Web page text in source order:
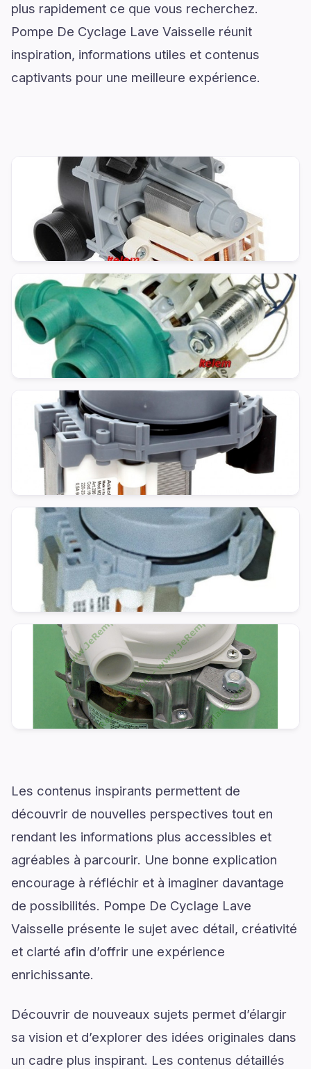
plus rapidement ce que vous recherchez.
Pompe De Cyclage Lave Vaisselle réunit
inspiration, informations utiles et contenus
captivants pour une meilleure expérience.
Les contenus inspirants permettent de
découvrir de nouvelles perspectives tout en
rendant les informations plus accessibles et
agréables à parcourir. Une bonne explication
encourage à réfléchir et à imaginer davantage
de possibilités. Pompe De Cyclage Lave
Vaisselle présente le sujet avec détail, créativité
et clarté afin d’offrir une expérience
enrichissante.
Découvrir de nouveaux sujets permet d’élargir
sa vision et d’explorer des idées originales dans
un cadre plus inspirant. Les contenus détaillés